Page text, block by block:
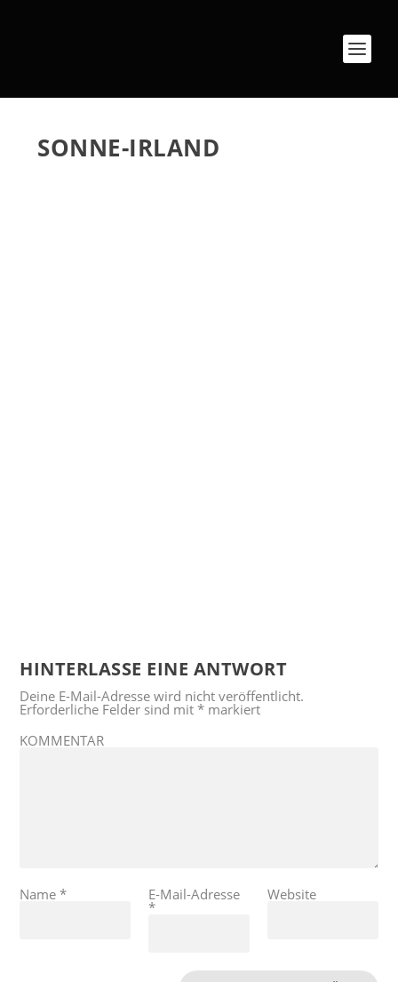
SONNE-IRLAND
HINTERLASSE EINE ANTWORT
Deine E-Mail-Adresse wird nicht veröffentlicht.
Erforderliche Felder sind mit* markiert
KOMMENTAR
Name* E-Mail-Adresse
*
Website